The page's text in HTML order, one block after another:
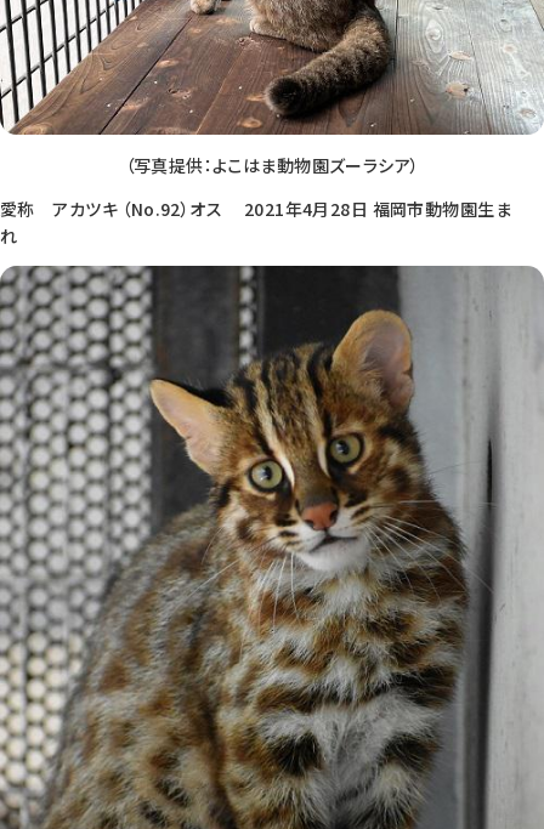
（写真提供：よこはま動物園ズーラシア）
愛称 アカツキ （No.92）オス 2021年4月28日 福岡市動物園生ま
れ